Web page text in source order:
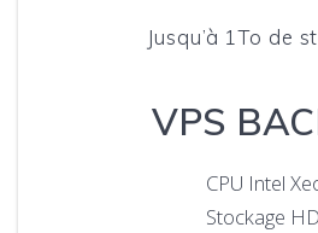
Jusqu’à 1To de
VPS
CPU Intel
Stockage